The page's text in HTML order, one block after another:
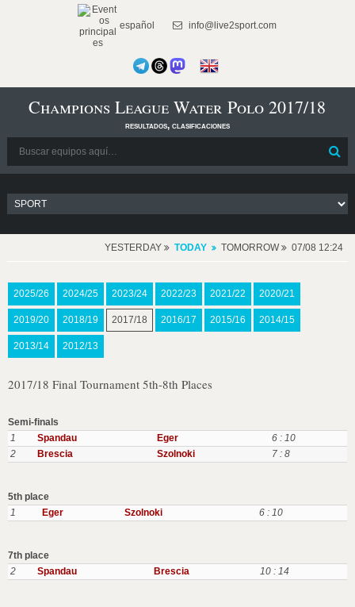
español info@live2sport.com
Champions League Water Polo 2017/18
resultados, clasificaciones
YESTERDAY TODAY TOMORROW 07/08 12:24
2025/26 2024/25 2023/24 2022/23 2021/22 2020/21
2019/20 2018/19 2017/18 2016/17 2015/16 2014/15
2013/14 2012/13
2017/18 Final Tournament 5th-8th Places
Semi-finals
1
Spandau Eger
6 : 10
2
Brescia Szolnoki 7 : 8
5th place
1
Eger Szolnoki 6 : 10
7th place
2
Spandau Brescia 10 : 14